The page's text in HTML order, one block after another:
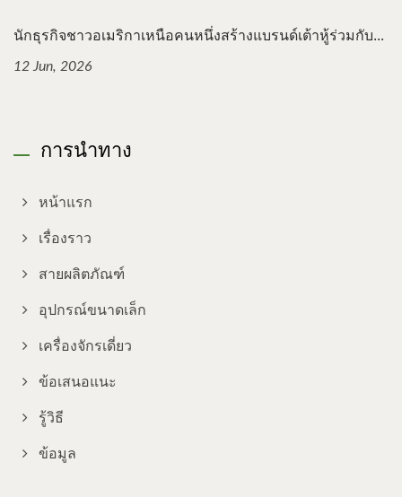
นักธุรกิจชาวอเมริกาเหนือคนหนึ่งสร้างแบรนด์เต้าหู้ร่วมกับ...
12 Jun, 2026
การนำทาง
หน้าแรก
เรื่องราว
สายผลิตภัณฑ์
อุปกรณ์ขนาดเล็ก
เครื่องจักรเดี่ยว
ข้อเสนอแนะ
รู้วิธี
ข้อมูล